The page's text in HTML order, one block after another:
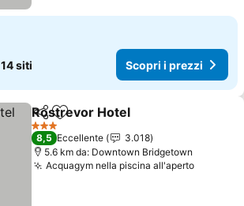
14 siti Scopri i prezzi
CondividiAggiungi ai preferiti
Rostrevor Hotel
3 Stelle
8,5 Eccellente
3.018
5.6 km da: Downtown Bridgetown
Acquagym nella piscina all'apertoScopri i